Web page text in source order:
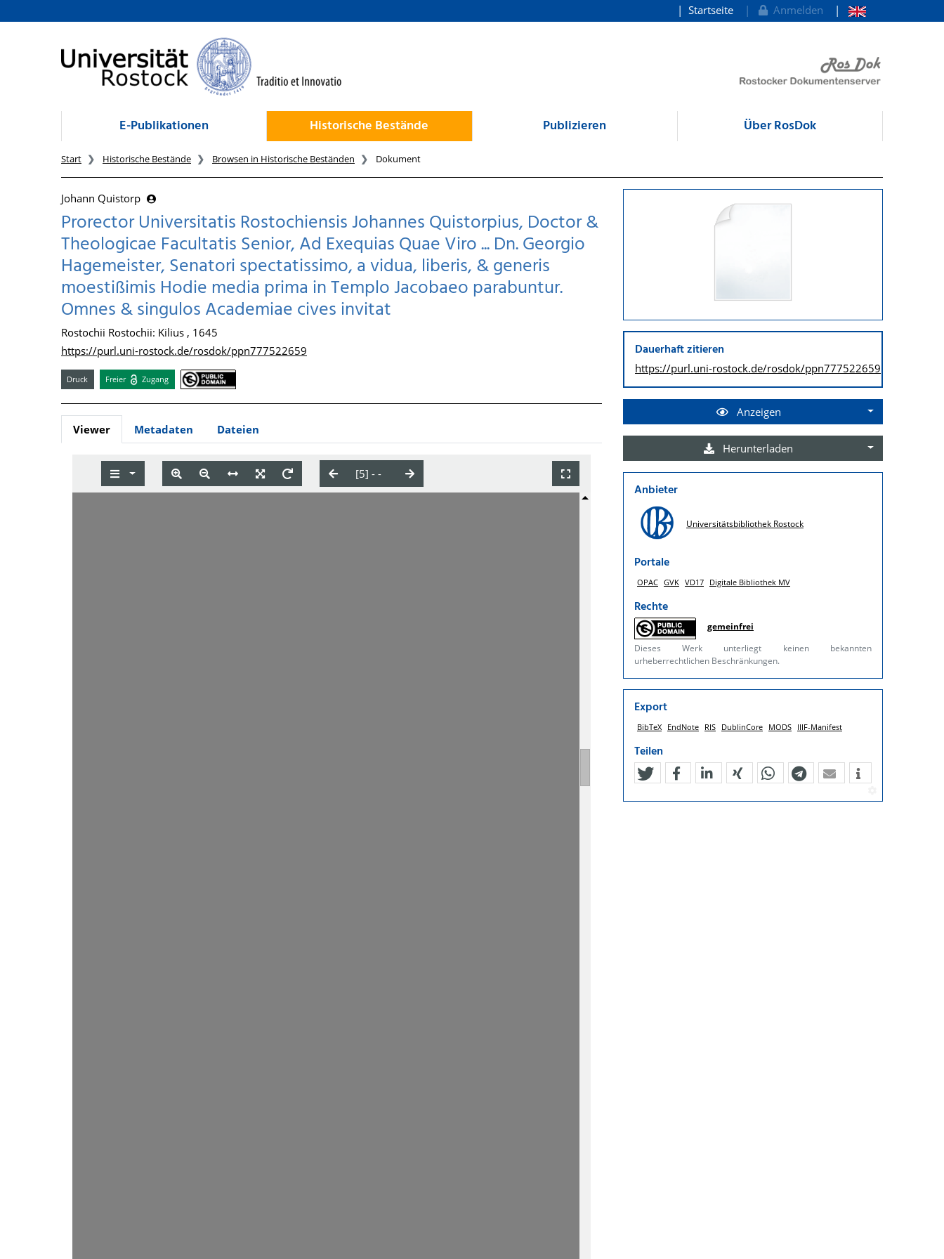
zum Inhalt
Startseite Anmelden
E-Publikationen Historische Bestände Publizieren Über RosDok
Start Historische Bestände Browsen in Historische Beständen Dokument
Johann Quistorp
Prorector Universitatis Rostochiensis Johannes Quistorpius, Doctor &
Theologicae Facultatis Senior, Ad Exequias Quae Viro ... Dn. Georgio
Hagemeister, Senatori spectatissimo, a vidua, liberis, & generis
moestißimis Hodie media prima in Templo Jacobaeo parabuntur.
Omnes & singulos Academiae cives invitat
Rostochii Rostochii: Kilius , 1645
https://purl.uni-rostock.de/rosdok/ppn777522659
Druck Freier Zugang
Viewer Metadaten Dateien
Dauerhaft zitieren
https://purl.uni-rostock.de/rosdok/ppn777522659
Anzeigen
Herunterladen
Anbieter
Universitätsbibliothek Rostock
Portale
OPAC GVK VD17 Digitale Bibliothek MV
Rechte
gemeinfrei
Dieses Werk unterliegt keinen bekannten
urheberrechtlichen Beschränkungen.
Export
BibTeX EndNote RIS DublinCore MODS IIIF-Manifest
Teilen